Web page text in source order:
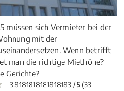
müssen sich Vermieter bei der
mit der
Wenn betrifft
man die richtige Miethöhe?
Gerichte?
3.8181818181818183 /5(33